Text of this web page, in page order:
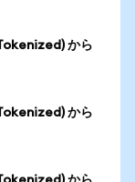
から
から